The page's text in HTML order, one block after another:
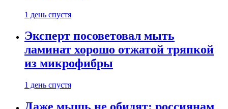
1 день спустя
Эксперт посоветовал мыть
ламинат хорошо отжатой тряпкой
из микрофибры
1 день спустя